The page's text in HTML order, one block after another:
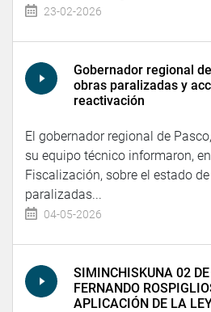
23-02-2026
Gobernador regional
obras paralizadas y
reactivación
El gobernador regional de
su equipo técnico informaron,
Fiscalización, sobre el estado
paralizadas...
04-05-2026
SIMINCHISKUNA 02
FERNANDO
APLICACIÓN DE LA